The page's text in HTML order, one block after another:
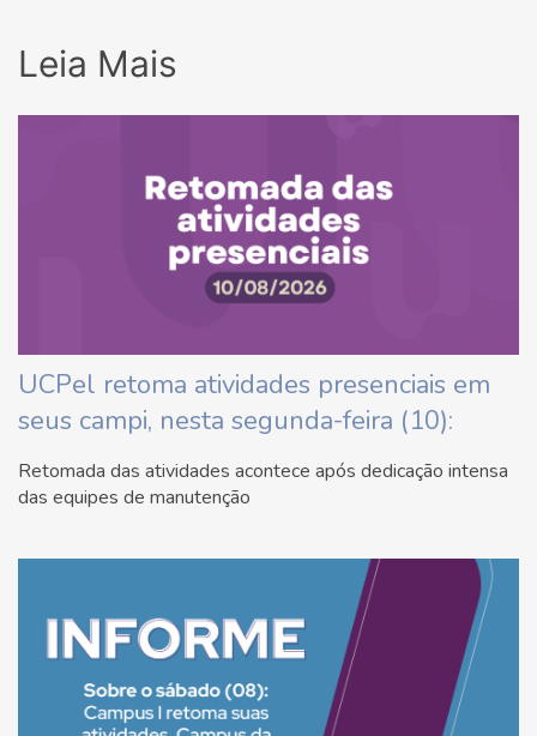
Leia Mais
UCPel retoma atividades presenciais em
seus campi, nesta segunda-feira (10):
Retomada das atividades acontece após dedicação intensa
das equipes de manutenção